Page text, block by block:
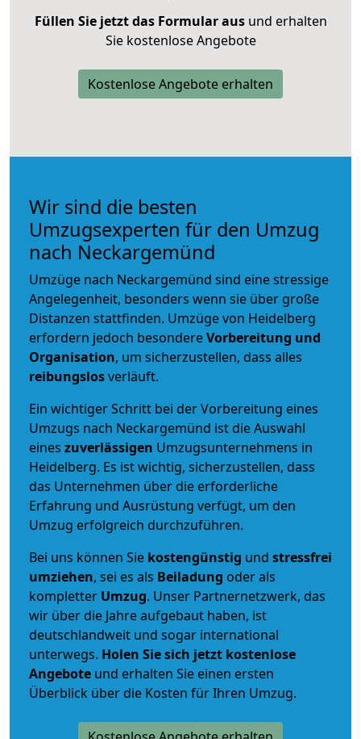
Füllen Sie jetzt das Formular ausund erhalten
Sie kostenlose Angebote
Kostenlose Angebote erhalten
Wir sind die besten
Umzugsexperten für den Umzug
nach Neckargemünd
Umzüge nach Neckargemünd sind eine stressige
Angelegenheit, besonders wenn sie über große
Distanzen stattfinden. Umzüge von Heidelberg
erfordern jedoch besondereVorbereitung und
Organisation, um sicherzustellen, dass alles
reibungslosverläuft.
Ein wichtiger Schritt bei der Vorbereitung eines
Umzugs nach Neckargemünd ist die Auswahl
eines zuverlässigen Umzugsunternehmens in
Heidelberg. Es ist wichtig, sicherzustellen, dass
das Unternehmen über die erforderliche
Erfahrung und Ausrüstung verfügt, um den
Umzug erfolgreich durchzuführen.
Bei uns können Sie kostengünstig und stressfrei
umziehen, sei es als Beiladung oder als
kompletter Umzug. Unser Partnernetzwerk, das
wir über die Jahre aufgebaut haben, ist
deutschlandweit und sogar international
unterwegs. Holen Sie sich jetzt kostenlose
Angebote und erhalten Sie einen ersten
Überblick über die Kosten für Ihren Umzug.